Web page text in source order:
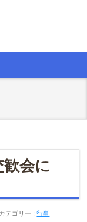
会に
カテゴリー :行事